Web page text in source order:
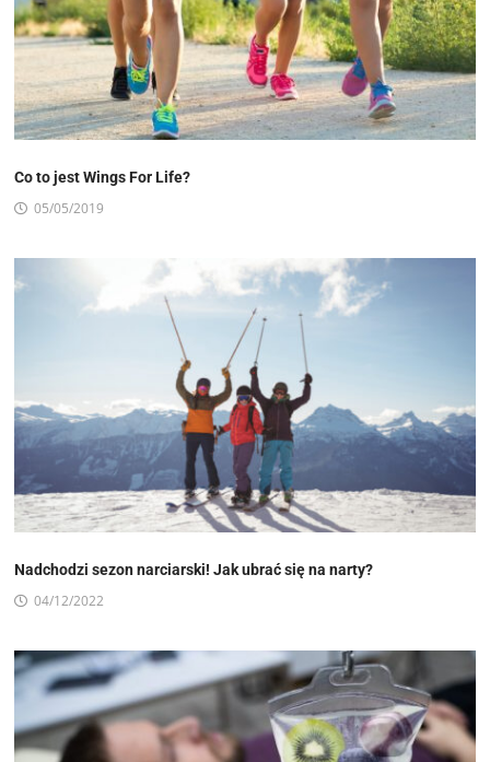
Co to jest Wings For Life?
05/05/2019
Nadchodzi sezon narciarski! Jak ubrać się na narty?
04/12/2022